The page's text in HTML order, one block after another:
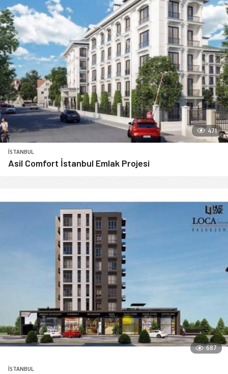
471
İSTANBUL
Asil Comfort İstanbul Emlak Projesi
687
İSTANBUL